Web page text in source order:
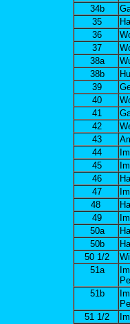
34b
35
36
37
38a
38b
39
40
41
42
43
44
45
46
47
48
49
50a
50b
50 1/2
51a
51b
51 1/2